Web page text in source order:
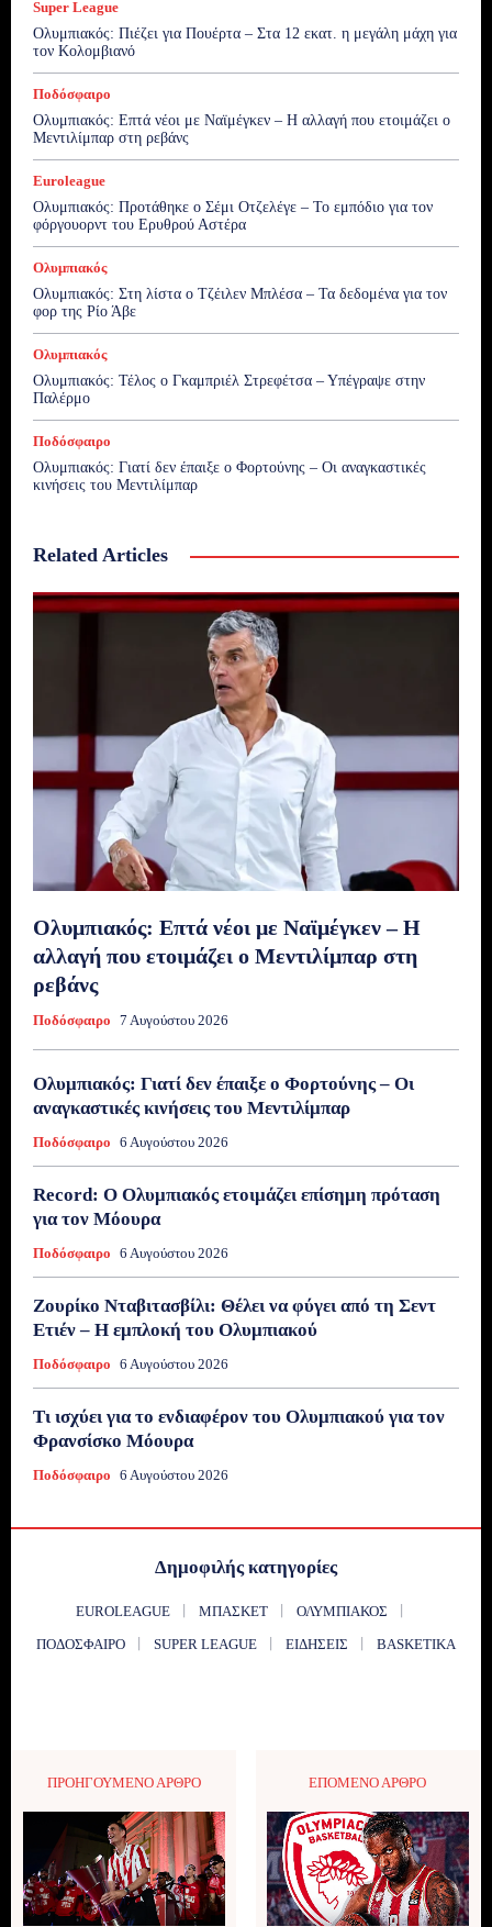
Super League
Ολυμπιακός: Πιέζει για Πουέρτα – Στα 12 εκατ. η μεγάλη μάχη για
τον Κολομβιανό
Ποδόσφαιρο
Ολυμπιακός: Επτά νέοι με Ναϊμέγκεν – Η αλλαγή που ετοιμάζει ο
Μεντιλίμπαρ στη ρεβάνς
Euroleague
Ολυμπιακός: Προτάθηκε ο Σέμι Οτζελέγε – Το εμπόδιο για τον
φόργουορντ του Ερυθρού Αστέρα
Ολυμπιακός
Ολυμπιακός: Στη λίστα ο Τζέιλεν Μπλέσα – Τα δεδομένα για τον
φορ της Ρίο Άβε
Ολυμπιακός
Ολυμπιακός: Τέλος ο Γκαμπριέλ Στρεφέτσα – Υπέγραψε στην
Παλέρμο
Ποδόσφαιρο
Ολυμπιακός: Γιατί δεν έπαιξε ο Φορτούνης – Οι αναγκαστικές
κινήσεις του Μεντιλίμπαρ
Related Articles
Ολυμπιακός: Επτά νέοι με Ναϊμέγκεν – Η
αλλαγή που ετοιμάζει ο Μεντιλίμπαρ στη
ρεβάνς
Ποδόσφαιρο 7 Αυγούστου 2026
Ολυμπιακός: Γιατί δεν έπαιξε ο Φορτούνης – Οι
αναγκαστικές κινήσεις του Μεντιλίμπαρ
Ποδόσφαιρο 6 Αυγούστου 2026
Record: Ο Ολυμπιακός ετοιμάζει επίσημη πρόταση
για τον Μόουρα
Ποδόσφαιρο 6 Αυγούστου 2026
Ζουρίκο Νταβιτασβίλι: Θέλει να φύγει από τη Σεντ
Ετιέν – Η εμπλοκή του Ολυμπιακού
Ποδόσφαιρο 6 Αυγούστου 2026
Τι ισχύει για το ενδιαφέρον του Ολυμπιακού για τον
Φρανσίσκο Μόουρα
Ποδόσφαιρο 6 Αυγούστου 2026
Δημοφιλής κατηγορίες
EUROLEAGUE ΜΠΆΣΚΕΤ
ΟΛΥΜΠΙΑΚΌΣ
ΠΟΔΌΣΦΑΙΡΟ
SUPER LEAGUE ΕΙΔΉΣΕΙΣ BASKETIKA
ΠΡΟΗΓΟΎΜΕΝΟ ΆΡΘΡΟ ΕΠΌΜΕΝΟ ΆΡΘΡΟ